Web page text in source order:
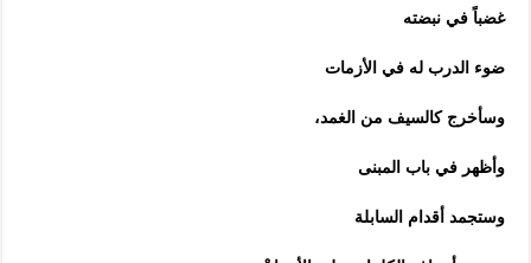
غضباً في نبضته
ضوء الدرب له في الأزمات
وسأخرج كالسيف من الغمد،
وأظهر في باب المبنى
وستجمد أقدام السابلة